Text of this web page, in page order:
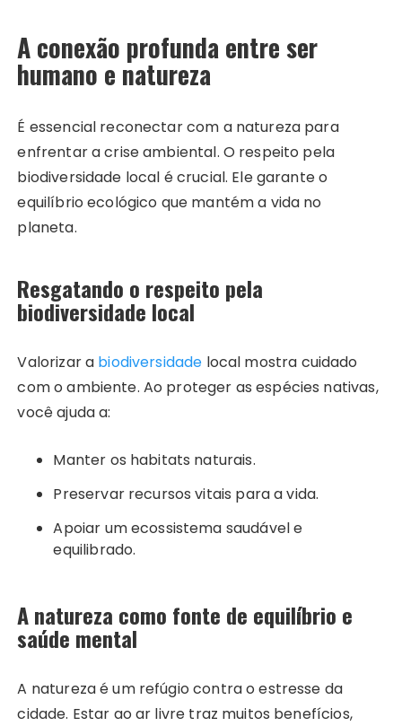
A conexão profunda entre ser
humano e natureza
É essencial reconectar com a natureza para
enfrentar a crise ambiental. O respeito pela
biodiversidade local é crucial. Ele garante o
equilíbrio ecológico que mantém a vida no
planeta.
Resgatando o respeito pela
biodiversidade local
Valorizar a biodiversidade local mostra cuidado
com o ambiente. Ao proteger as espécies nativas,
você ajuda a:
Manter os habitats naturais.
Preservar recursos vitais para a vida.
Apoiar um ecossistema saudável e
equilibrado.
A natureza como fonte de equilíbrio e
saúde mental
A natureza é um refúgio contra o estresse da
cidade. Estar ao ar livre traz muitos benefícios,